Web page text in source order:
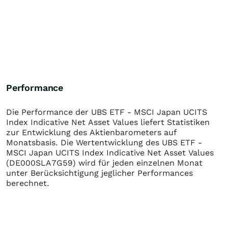
Performance
Die Performance der UBS ETF - MSCI Japan UCITS
Index Indicative Net Asset Values liefert Statistiken
zur Entwicklung des Aktienbarometers auf
Monatsbasis. Die Wertentwicklung des UBS ETF -
MSCI Japan UCITS Index Indicative Net Asset Values
(DE000SLA7G59) wird für jeden einzelnen Monat
unter Berücksichtigung jeglicher Performances
berechnet.